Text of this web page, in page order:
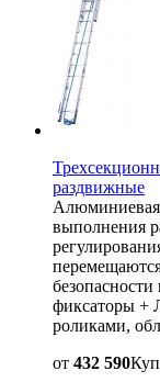
раздвижные
Алюминиевая
выполнения
фиксаторы +
роликами,
от 432 590